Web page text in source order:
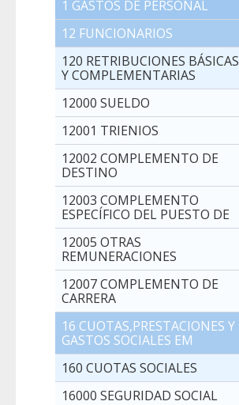
1 GASTOS DE PERSONAL
12 FUNCIONARIOS
120 RETRIBUCIONES BÁSICAS
Y COMPLEMENTARIAS
12000 SUELDO
12001 TRIENIOS
12002 COMPLEMENTO DE
DESTINO
12003 COMPLEMENTO
ESPECÍFICO DEL PUESTO DE
12005 OTRAS
REMUNERACIONES
12007 COMPLEMENTO DE
CARRERA
16 CUOTAS,PRESTACIONES Y
GASTOS SOCIALES EM
160 CUOTAS SOCIALES
16000 SEGURIDAD SOCIAL